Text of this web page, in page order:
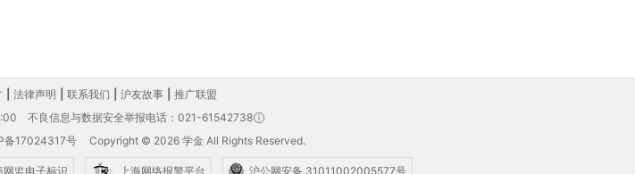
法律声明 联系我们 沪友故事
推广联盟
不良信息与数据安全举报电话：021-61542738
备17024317号 Copyright © 2026 学金 All Rights Reserved.
网监电子标识 上海网络报警平台 沪公网安备 31011002005577号